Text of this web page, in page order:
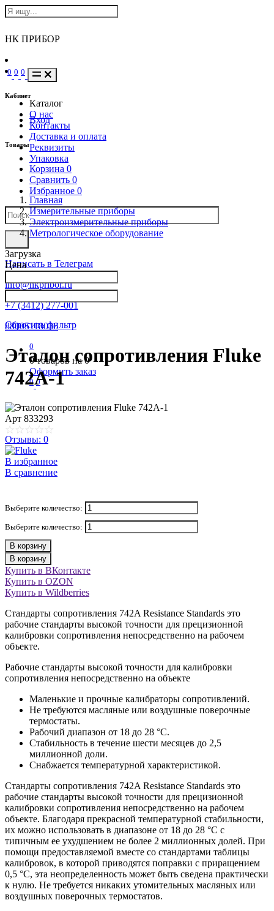
НК ПРИБОР
Кабинет
Вход
Товары
Корзина 0
Сравнить 0
Избранное 0
Написать в Телеграм
info@nkpribor.ru
+7 (3412) 277-001
88005118036
0
0 товаров на0
Оформить заказ
0 0
0 0 0
Каталог
О нас
Контакты
Доставка и оплата
Реквизиты
Упаковка
Главная
Измерительные приборы
Электроизмерительные приборы
Метрологическое оборудование
Загрузка
Цена
Сбросить фильтр
Эталон сопротивления Fluke
742A-1
Арт 833293
Отзывы: 0
В избранное
В сравнение
Выберите количество:
Выберите количество:
В корзину
В корзину
Купить в ВКонтакте
Купить в OZON
Купить в Wildberries
Стандарты сопротивления 742A Resistance Standards это
рабочие стандарты высокой точности для прецизионной
калибровки сопротивления непосредственно на рабочем
объекте.
Рабочие стандарты высокой точности для калибровки
сопротивления непосредственно на объекте
Маленькие и прочные калибраторы сопротивлений.
Не требуются масляные или воздушные поверочные
термостаты.
Рабочий диапазон от 18 до 28 °C.
Стабильность в течение шести месяцев до 2,5
миллионной доли.
Снабжается температурной характеристикой.
Стандарты сопротивления 742A Resistance Standards это
рабочие стандарты высокой точности для прецизионной
калибровки сопротивления непосредственно на рабочем
объекте. Благодаря прекрасной температурной стабильности,
их можно использовать в диапазоне от 18 до 28 °C с
типичным ее ухудшением не более 2 миллионных долей. При
помощи предоставляемой вместе со стандартами таблицы
калибровок, в которой приводятся поправки с приращением
0,5 °C, эта неопределенность может быть сведена практически
к нулю. Не требуется никаких утомительных масляных или
воздушных поверочных термостатов.